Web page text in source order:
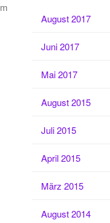
August 2017
Juni 2017
Mai 2017
August 2015
Juli 2015
April 2015
März 2015
August 2014